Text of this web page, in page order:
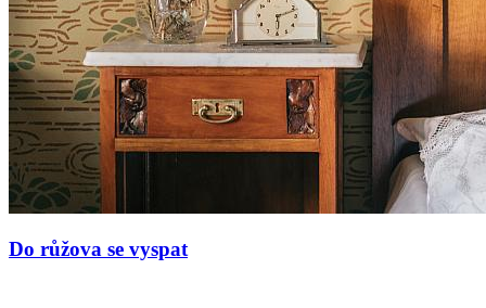
Do růžova se vyspat